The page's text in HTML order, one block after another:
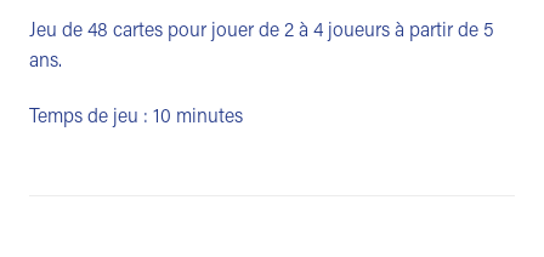
Jeu de 48 cartes pour jouer de 2 à 4 joueurs à partir de 5
ans.
Temps de jeu : 10 minutes